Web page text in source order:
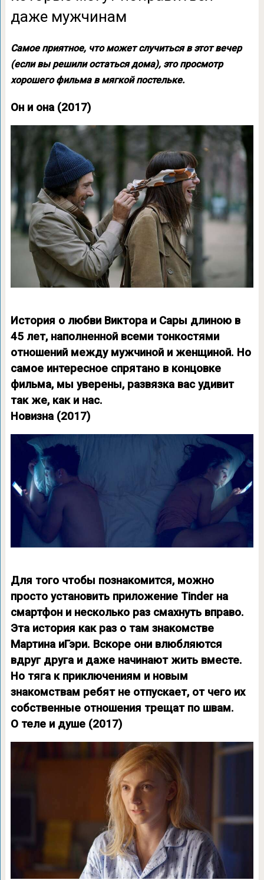
даже мужчинам
Самое приятное, что может случиться в этот вечер
(если вы решили остаться дома), это просмотр
хорошего фильма в мягкой постельке.
Он и она (2017)
История о любви Виктора и Сары длиною в
45 лет, наполненной всеми тонкостями
отношений между мужчиной и женщиной. Но
самое интересное спрятано в концовке
фильма, мы уверены, развязка вас удивит
так же, как и нас.
Новизна (2017)
Для того чтобы познакомится, можно
просто установить приложение Tinder на
смартфон и несколько раз смахнуть вправо.
Эта история как раз о там знакомстве
Мартина иГэри. Вскоре они влюбляются
вдруг друга и даже начинают жить вместе.
Но тяга к приключениям и новым
знакомствам ребят не отпускает, от чего их
собственные отношения трещат по швам.
О теле и душе (2017)